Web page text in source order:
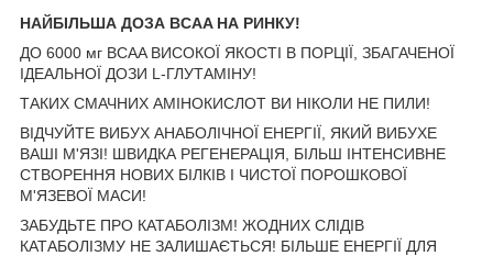
НАЙБІЛЬША ДОЗА BCAA НА РИНКУ!
ДО 6000 мг BCAA ВИСОКОЇ ЯКОСТІ В ПОРЦІЇ, ЗБАГАЧЕНОЇ
ІДЕАЛЬНОЇ ДОЗИ L-ГЛУТАМІНУ!
ТАКИХ СМАЧНИХ АМІНОКИСЛОТ ВИ НІКОЛИ НЕ ПИЛИ!
ВІДЧУЙТЕ ВИБУХ АНАБОЛІЧНОЇ ЕНЕРГІЇ, ЯКИЙ ВИБУХЕ
ВАШІ М'ЯЗІ! ШВИДКА РЕГЕНЕРАЦІЯ, БІЛЬШ ІНТЕНСИВНЕ
СТВОРЕННЯ НОВИХ БІЛКІВ І ЧИСТОЇ ПОРОШКОВОЇ
М'ЯЗЕВОЇ МАСИ!
ЗАБУДЬТЕ ПРО КАТАБОЛІЗМ! ЖОДНИХ СЛІДІВ
КАТАБОЛІЗМУ НЕ ЗАЛИШАЄТЬСЯ! БІЛЬШЕ ЕНЕРГІЇ ДЛЯ